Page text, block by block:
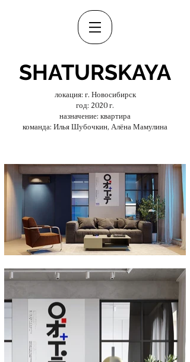
SHATURSKAYA
локация: г. Новосибирск
год: 2020 г.
назначение: квартира
команда: Илья Шубочкин, Алёна Мамулина